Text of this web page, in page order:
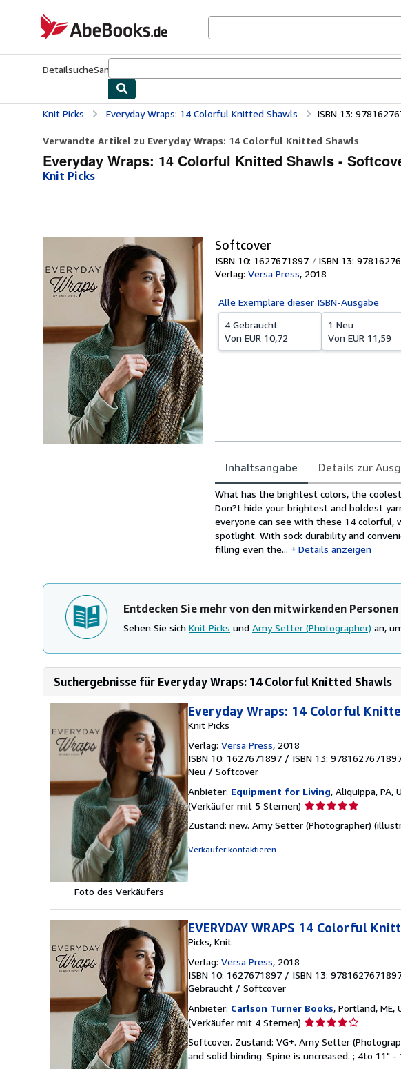
AbeBooks.de
DetailsucheSammlungen
Knit Picks Everyday Wraps: 14 Colorful Knitted Shawls ISBN 13:
Verwandte Artikel zu Everyday Wraps: 14 Colorful Knitted Shawls
Everyday Wraps: 14 Colorful Knitted Shawls -
Knit Picks
Softcover
ISBN 10: 1627671897 ISBN 13:
Verlag: Versa Press, 2018
Alle Exemplare dieser ISBN-Ausgabe
4 Gebraucht
Von EUR 10,72
1 Neu
Von EUR 11,59
Inhaltsangabe Details zur
Inhaltsangabe
What has the brightest colors, the
Don?t hide your brightest and boldest
everyone can see with these 14 colorful,
spotlight. With sock durability and
filling even the...
Details anzeigen
Entdecken Sie mehr von den mitwirkenden Personen
Sehen Sie sich Knit Picks und Amy Setter (Photographer) an,
Suchergebnisse für Everyday Wraps: 14 Colorful Knitted Shawls
Foto des Verkäufers
Everyday Wraps: 14 Colorful
Knit Picks
Verlag: Versa Press, 2018
ISBN 10: 1627671897 / ISBN 13:
Neu / Softcover
Anbieter: Equipment for Living, Aliquippa, PA,
(Verkäufer mit 5 Sternen) Verkäuferbewertung
von
Zustand: new. Amy Setter (Photographer)
Verkäufer kontaktieren
EVERYDAY WRAPS 14 Colorful
Picks, Knit
Verlag: Versa Press, 2018
ISBN 10: 1627671897 / ISBN 13:
Gebraucht / Softcover
Anbieter: Carlson Turner Books, Portland, ME,
(Verkäufer mit 4 Sternen) Verkäuferbewertung
von
5
Softcover. Zustand: VG+. Amy Setter
and solid binding. Spine is uncreased. ; 4to 11"